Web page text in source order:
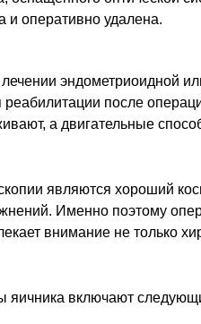
и оперативно удалена.
эндометриоидной
после
а двигательные
являются хороший
Именно поэтому
внимание не только
яичника включают